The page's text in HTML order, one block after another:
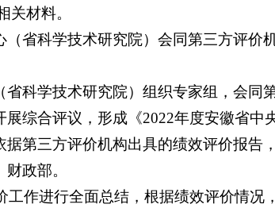
关材料。
（省科学技术研究院）会同第三方评
科学技术研究院）组织专家组，会
综合评议，形成《2022年度安徽省中
据第三方评价机构出具的绩效评价报
政部。
作进行全面总结，根据绩效评价情况